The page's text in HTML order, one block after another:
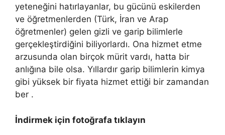
yeteneğini hatırlayanlar, bu gücünü eskilerden
ve öğretmenlerden (Türk, İran ve Arap
öğretmenler) gelen gizli ve garip bilimlerle
gerçekleştirdiğini biliyorlardı. Ona hizmet etme
arzusunda olan birçok mürit vardı, hatta bir
anlığına bile olsa. Yıllardır garip bilimlerin kimya
gibi yüksek bir fiyata hizmet ettiği bir zamandan
ber .
İndirmek için fotoğrafa tıklayın